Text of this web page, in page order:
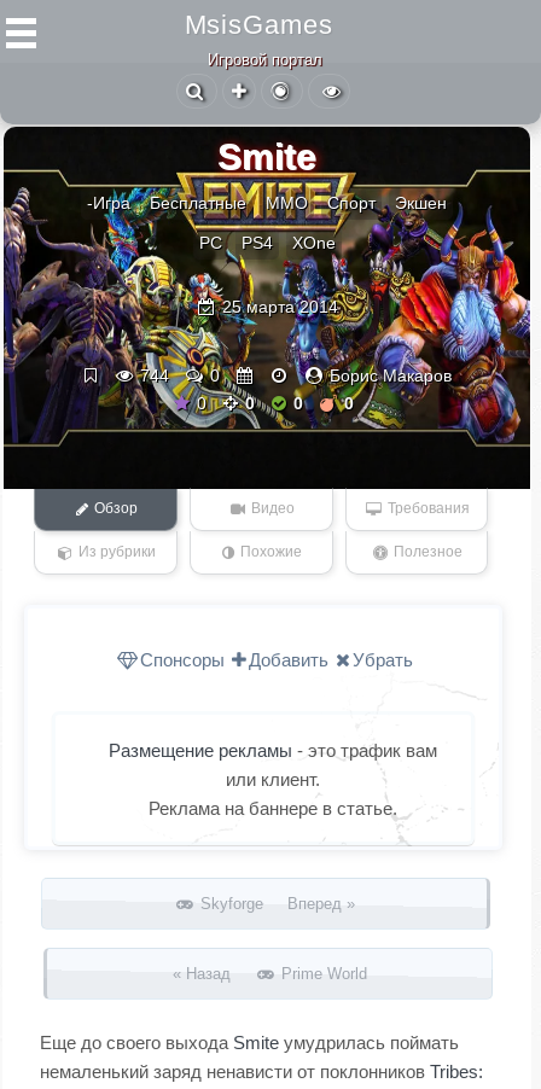
MsisGames
Игровой портал
Smite
-Игра Бесплатные ММО Спорт Экшен
PC PS4 XOne
25 марта 2014
744 0
Борис Макаров
0
0 0 0
Обзор Видео Требования
Из рубрики Похожие Полезное
Спонсоры Добавить Убрать
Размещение рекламы - это трафик вам
или клиент.
Реклама на баннере в статье.
Запись навигация
Skyforge Вперед »
« Назад Prime World
Еще до своего выхода Smite умудрилась поймать
немаленький заряд ненависти от поклонников Tribes: